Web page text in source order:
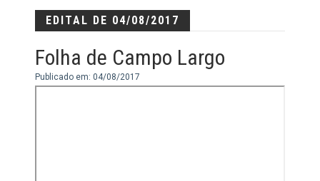
EDITAL DE 04/08/2017
Folha de Campo Largo
Publicado em: 04/08/2017